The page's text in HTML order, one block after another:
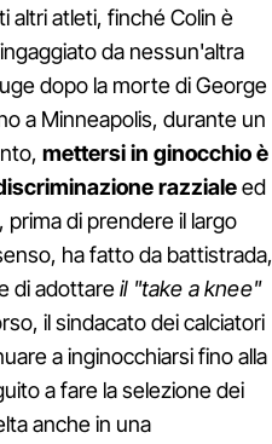
altri atleti, finché Colin è
da nessun'altra
dopo la morte di George
a Minneapolis, durante un
mettersi in ginocchio è
razzialeed
di prendere il largo
ha fatto da battistrada,
di adottareil "take a knee"
il sindacato dei calciatori
a inginocchiarsi fino alla
a fare la selezione dei
anche in una